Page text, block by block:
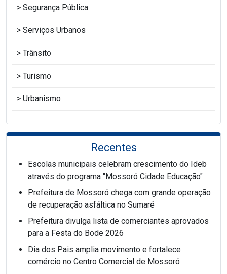
Segurança Pública
Serviços Urbanos
Trânsito
Turismo
Urbanismo
Recentes
Escolas municipais celebram crescimento do Ideb
através do programa "Mossoró Cidade Educação"
Prefeitura de Mossoró chega com grande operação
de recuperação asfáltica no Sumaré
Prefeitura divulga lista de comerciantes aprovados
para a Festa do Bode 2026
Dia dos Pais amplia movimento e fortalece
comércio no Centro Comercial de Mossoró